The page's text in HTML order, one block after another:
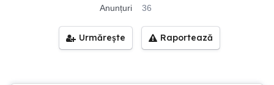
Anunțuri
36
Urmărește Raportează